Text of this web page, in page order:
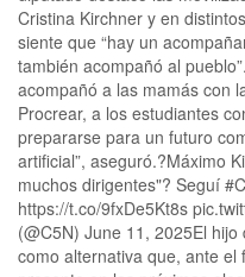
Cristina Kirchner y en
siente que “hay un
también acompañó al
acompañó a las mamás con
Procrear, a los estudiantes
prepararse para un futuro
artificial”, aseguró.?️Máximo
muchos dirigentes"? Seguí
https://t.co/9fxDe5Kt8s
(@C5N) June 11, 2025El
como alternativa que, ante el